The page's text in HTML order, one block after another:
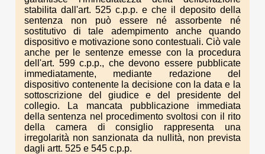
stabilita dall'art. 525 c.p.p. e che il deposito della
sentenza non può essere né assorbente né
sostitutivo di tale adempimento anche quando
dispositivo e motivazione sono contestuali. Ciò vale
anche per le sentenze emesse con la procedura
dell'art. 599 c.p.p., che devono essere pubblicate
immediatamente, mediante redazione del
dispositivo contenente la decisione con la data e la
sottoscrizione del giudice e del presidente del
collegio. La mancata pubblicazione immediata
della sentenza nel procedimento svoltosi con il rito
della camera di consiglio rappresenta una
irregolarità non sanzionata da nullità, non prevista
dagli artt. 525 e 545 c.p.p.